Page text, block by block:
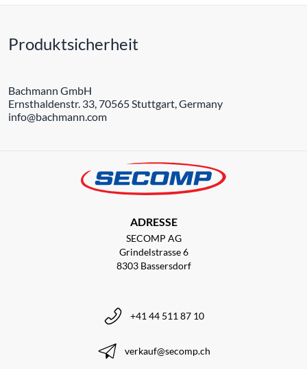
Produktsicherheit
Bachmann GmbH
Ernsthaldenstr. 33, 70565 Stuttgart, Germany
info@bachmann.com
ADRESSE
SECOMP AG
Grindelstrasse 6
8303 Bassersdorf
+41 44 511 87 10
verkauf@secomp.ch